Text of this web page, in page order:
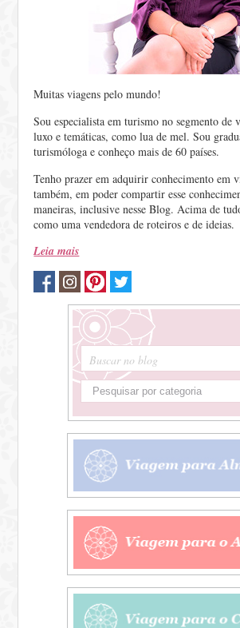
Muitas viagens pelo mundo!
Sou especialista em turismo no segmento de
luxo e temáticas, como lua de mel. Sou
turismóloga e conheço mais de 60 países.
Tenho prazer em adquirir conhecimento em
também, em poder compartir esse
maneiras, inclusive nesse Blog. Acima de
como uma vendedora de roteiros e de ideias.
Leia mais
Buscar no blog